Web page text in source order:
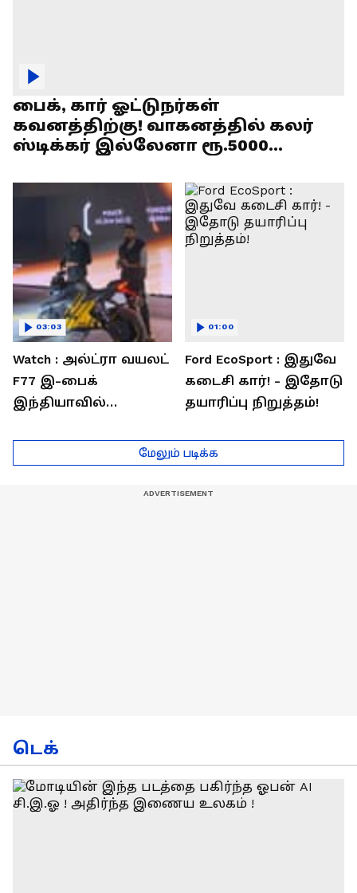
பைக், கார் ஓட்டுநர்கள்
கவனத்திற்கு! வாகனத்தில் கலர்
ஸ்டிக்கர் இல்லேனா ரூ.5000
Watch : அல்ட்ரா வயலட்
F77 இ-பைக்
இந்தியாவில்
சார்ஜில் 307கி.மீ
பயணம்!
03:03
Ford EcoSport : இதுவே
கடைசி கார்! - இதோடு
தயாரிப்பு நிறுத்தம்!
01:00
மேலும் படிக்க
டெக்